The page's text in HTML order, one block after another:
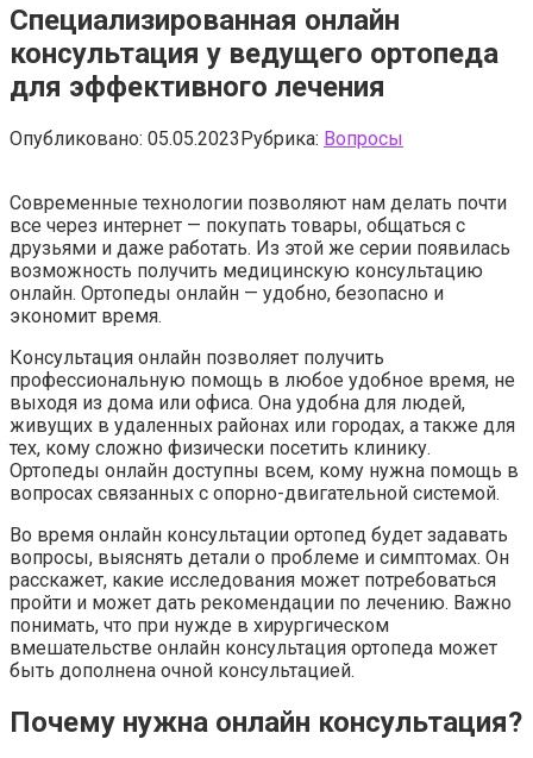
Специализированная онлайн
консультация у ведущего ортопеда
для эффективного лечения
Опубликовано: 05.05.2023Рубрика: Вопросы
Современные технологии позволяют нам делать почти
все через интернет — покупать товары, общаться с
друзьями и даже работать. Из этой же серии появилась
возможность получить медицинскую консультацию
онлайн. Ортопеды онлайн — удобно, безопасно и
экономит время.
Консультация онлайн позволяет получить
профессиональную помощь в любое удобное время, не
выходя из дома или офиса. Она удобна для людей,
живущих в удаленных районах или городах, а также для
тех, кому сложно физически посетить клинику.
Ортопеды онлайн доступны всем, кому нужна помощь в
вопросах связанных с опорно-двигательной системой.
Во время онлайн консультации ортопед будет задавать
вопросы, выяснять детали о проблеме и симптомах. Он
расскажет, какие исследования может потребоваться
пройти и может дать рекомендации по лечению. Важно
понимать, что при нужде в хирургическом
вмешательстве онлайн консультация ортопеда может
быть дополнена очной консультацией.
Почему нужна онлайн консультация?